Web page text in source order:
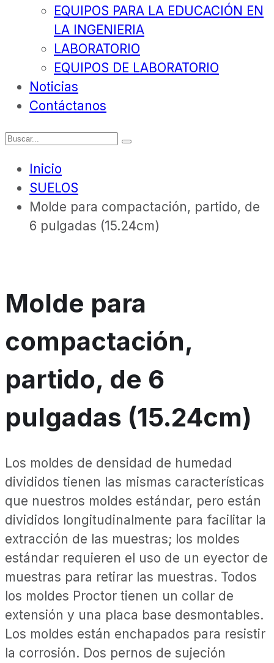
EQUIPOS PARA LA EDUCACIÓN EN
LA INGENIERIA
LABORATORIO
EQUIPOS DE LABORATORIO
Noticias
Contáctanos
Inicio
SUELOS
Molde para compactación, partido, de
6 pulgadas (15.24cm)
Molde para
compactación,
partido, de 6
pulgadas (15.24cm)
Los moldes de densidad de humedad
divididos tienen las mismas características
que nuestros moldes estándar, pero están
divididos longitudinalmente para facilitar la
extracción de las muestras; los moldes
estándar requieren el uso de un eyector de
muestras para retirar las muestras. Todos
los moldes Proctor tienen un collar de
extensión y una placa base desmontables.
Los moldes están enchapados para resistir
la corrosión. Dos pernos de sujeción